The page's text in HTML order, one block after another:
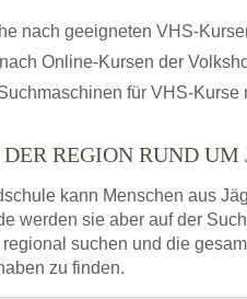
nach geeigneten VHS-
Online-Kursen der
für VHS-Kurse
REGION RUND UM
kann Menschen aus
werden sie aber auf der
suchen und die
zu finden.